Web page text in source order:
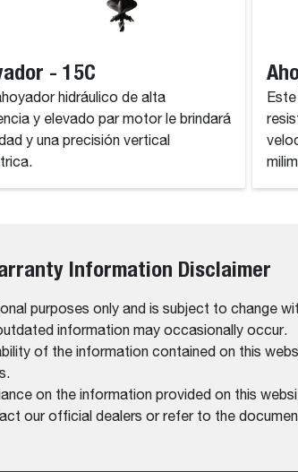
- 15C
hidráulico de alta
y elevado par motor le brindará
y una precisión vertical
Information Disclaimer
purposes only and is subject to change
information may occasionally occur.
of the information contained on this
on the information provided on this
our official dealers or refer to the